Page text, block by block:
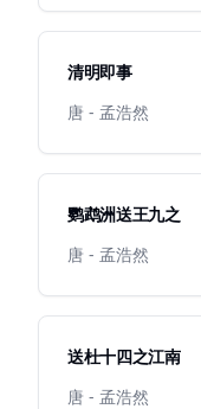
清明即事
唐 - 孟浩然
鹦鹉洲送王九之
唐 - 孟浩然
送杜十四之江南
唐 - 孟浩然